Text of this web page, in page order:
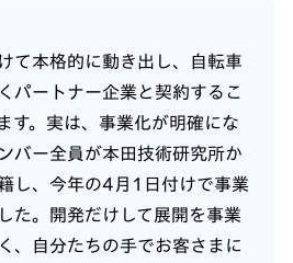
て本格的に動き出し、自転車
パートナー企業と契約するこ
す。実は、事業化が明確にな
バー全員が本田技術研究所か
し、今年の4月1日付けで事業
た。開発だけして展開を事業
、自分たちの手でお客さまに